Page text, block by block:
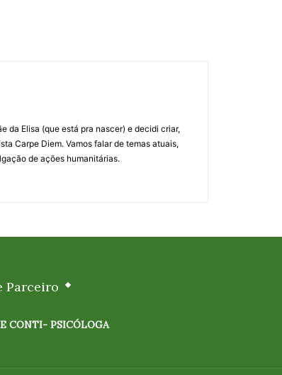
da Elisa (que está pra nascer) e decidi criar,
Carpe Diem. Vamos falar de temas atuais,
de ações humanitárias.
Parceiro
CONTI- PSICÓLOGA